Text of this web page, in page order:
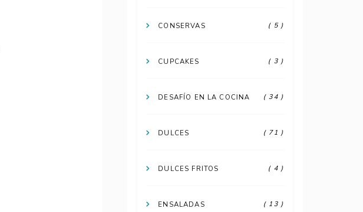
CONSERVAS ( 5 )
CUPCAKES ( 3 )
DESAFÍO EN LA COCINA ( 34 )
DULCES ( 71 )
DULCES FRITOS ( 4 )
ENSALADAS ( 13 )